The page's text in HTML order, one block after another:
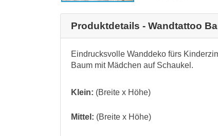
Produktdetails - Wandtattoo
Eindrucksvolle Wanddeko fürs
Baum mit Mädchen auf Schaukel.
Klein: (Breite x Höhe)
Mittel: (Breite x Höhe)